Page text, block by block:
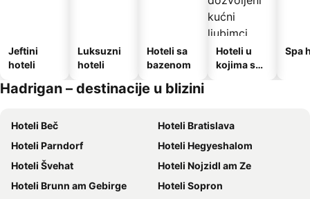
Jeftini
hoteli
Luksuzni
hoteli
Hoteli sa
bazenom
Hoteli u
kojima su
Spa
Hadrigan – destinacije u blizini
Hoteli Beč
Hoteli Bratislava
Hoteli Parndorf
Hoteli Hegyeshalom
Hoteli Švehat
Hoteli Nojzidl am Ze
Hoteli Brunn am Gebirge
Hoteli Sopron